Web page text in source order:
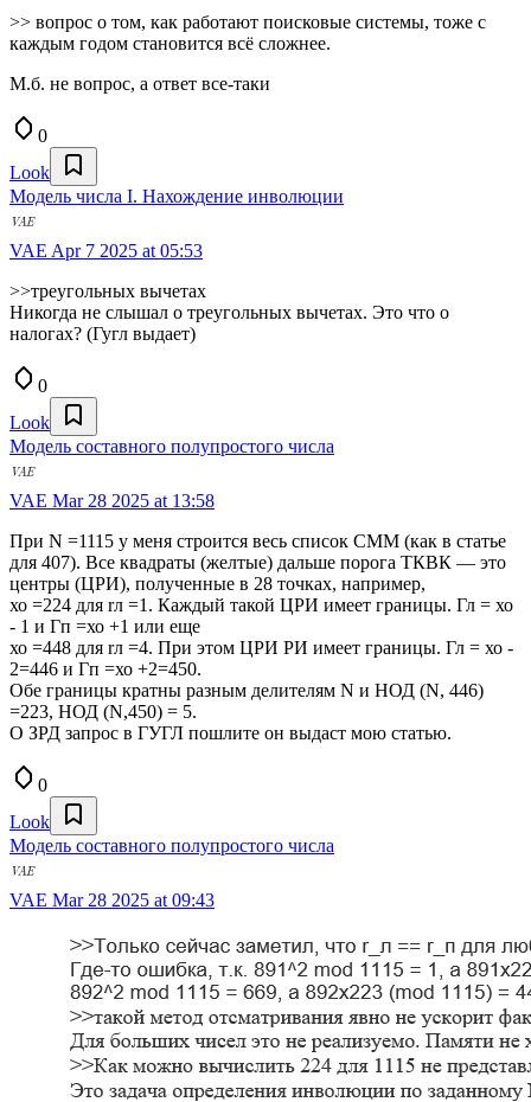
>> вопрос о том, как работают поисковые системы, тоже с
каждым годом становится всё сложнее.
М.б. не вопрос, а ответ все-таки
0
Look
Модель числа I. Нахождение инволюции
VAE Apr 7 2025 at 05:53
>>треугольных вычетах
Никогда не слышал о треугольных вычетах. Это что о
налогах? (Гугл выдает)
0
Look
Модель составного полупростого числа
VAE Mar 28 2025 at 13:58
При N =1115 у меня строится весь список СММ (как в статье
для 407). Все квадраты (желтые) дальше порога ТКВК — это
центры (ЦРИ), полученные в 28 точках, например,
хо =224 для rл =1. Каждый такой ЦРИ имеет границы. Гл = хо
- 1 и Гп =хо +1 или еще
хо =448 для rл =4. При этом ЦРИ РИ имеет границы. Гл = хо -
2=446 и Гп =хо +2=450.
Обе границы кратны разным делителям N и НОД (N, 446)
=223, НОД (N,450) = 5.
О ЗРД запрос в ГУГЛ пошлите он выдаст мою статью.
0
Look
Модель составного полупростого числа
VAE Mar 28 2025 at 09:43